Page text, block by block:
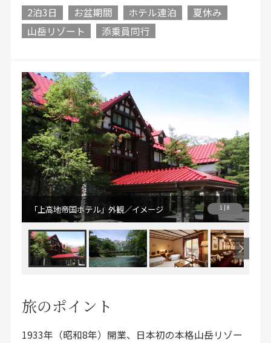
2泊3日 お盆期間 ホテル連泊
夏休み
山岳リゾート
添乗員同行
「上高地帝国ホテル」外観／イメージ 1 | 8
旅のポイント
1933年（昭和8年）開業、日本初の本格山岳リゾー